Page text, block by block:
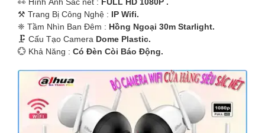
️👀 Hình Ảnh Sắc nét : FULL HD 1080P .
⚒ Trang Bị Công Nghệ : IP Wifi.
❈ Tầm Nhìn Ban Đêm : Hồng Ngoại 30m Starlight.
🗜️ Cấu Tạo Camera Dome Plastic.
️💮 Khả Năng : Có Ðèn Còi Báo Động.